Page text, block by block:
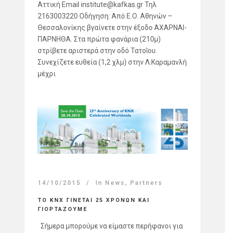
Αττική Email institute@kafkas.grΤηλ
2163003220 Οδήγηση: Από Ε.Ο. Αθηνών –
Θεσσαλονίκης βγαίνετε στην έξοδο ΑΧΑΡΝΑΙ-
ΠΑΡΝΗΘΑ. Στα πρώτα φανάρια (210μ)
στρίβετε αριστερά στην οδό Τατοῒου.
Συνεχίζετε ευθεία (1,2 χλμ) στην Λ.Καραμανλή
μέχρι
14/10/2015 In News , Partners
ΤΟ KNX ΓΙΝΕΤΑΙ 25 ΧΡΟΝΩΝ ΚΑΙ
ΓΙΟΡΤΑΖΟΥΜΕ
Σήμερα μπορούμε να είμαστε περήφανοι για